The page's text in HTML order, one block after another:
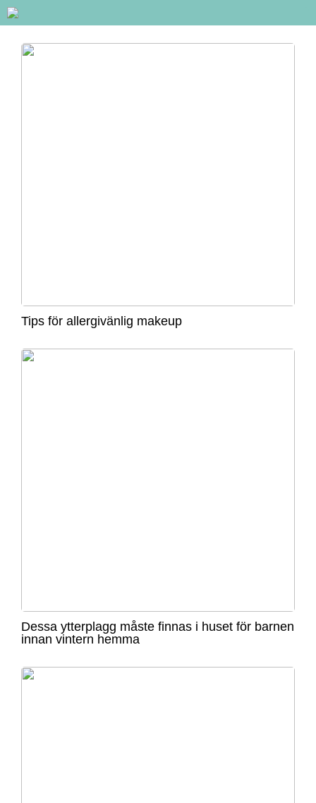
Tips för allergivänlig makeup
Dessa ytterplagg måste finnas i huset för barnen
innan vintern hemma